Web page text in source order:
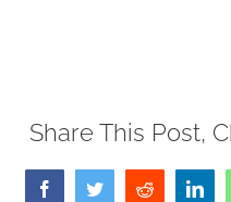
Share This Post,
FacebookTwitterReddit